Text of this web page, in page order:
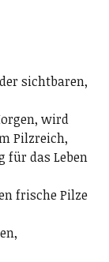
sichtbaren,
wird
Pilzreich,
für das Leben
frische Pilze